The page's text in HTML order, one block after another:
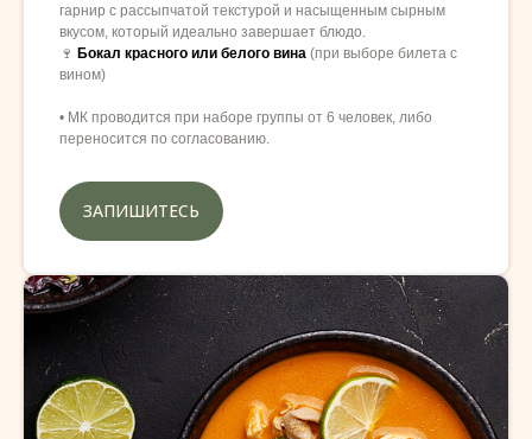
гарнир с рассыпчатой текстурой и насыщенным сырным
вкусом, который идеально завершает блюдо.
🍷 Бокал красного или белого вина (при выборе билета с
вином)
• МК проводится при наборе группы от 6 человек, либо
переносится по согласованию.
ЗАПИШИТЕСЬ